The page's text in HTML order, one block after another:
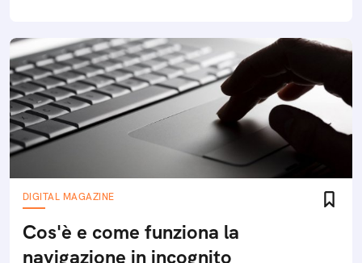
DIGITAL MAGAZINE
Cos'è e come funziona la
navigazione in incognito